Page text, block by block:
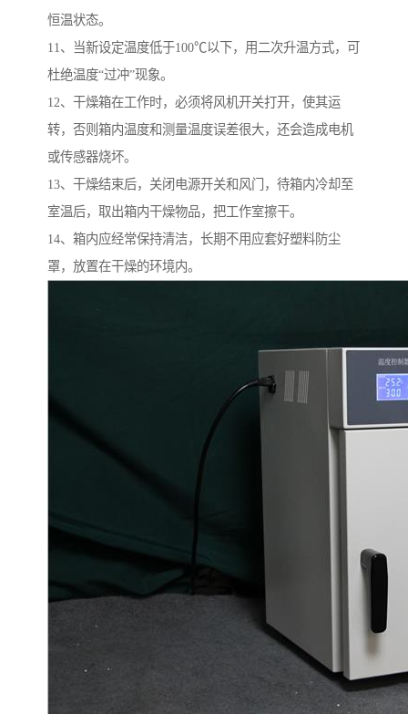
恒温状态。
11、当新设定温度低于100℃以下，用二次升温方式，可
杜绝温度“过冲”现象。
12、干燥箱在工作时，必须将风机开关打开，使其运
转，否则箱内温度和测量温度误差很大，还会造成电机
或传感器烧坏。
13、干燥结束后，关闭电源开关和风门，待箱内冷却至
室温后，取出箱内干燥物品，把工作室擦干。
14、箱内应经常保持清洁，长期不用应套好塑料防尘
罩，放置在干燥的环境内。